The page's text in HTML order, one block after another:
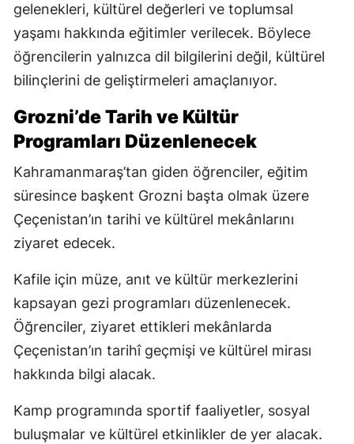
gelenekleri, kültürel değerleri ve toplumsal
yaşamı hakkında eğitimler verilecek. Böylece
öğrencilerin yalnızca dil bilgilerini değil, kültürel
bilinçlerini de geliştirmeleri amaçlanıyor.
Grozni’de Tarih ve Kültür
Programları Düzenlenecek
Kahramanmaraş’tan giden öğrenciler, eğitim
süresince başkent Grozni başta olmak üzere
Çeçenistan’ın tarihi ve kültürel mekânlarını
ziyaret edecek.
Kafile için müze, anıt ve kültür merkezlerini
kapsayan gezi programları düzenlenecek.
Öğrenciler, ziyaret ettikleri mekânlarda
Çeçenistan’ın tarihî geçmişi ve kültürel mirası
hakkında bilgi alacak.
Kamp programında sportif faaliyetler, sosyal
buluşmalar ve kültürel etkinlikler de yer alacak.